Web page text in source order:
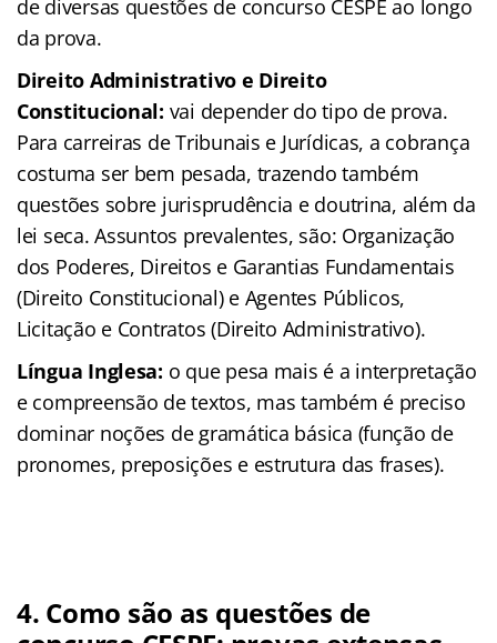
de diversas questões de concurso CESPE ao longo
da prova.
Direito Administrativo e Direito
Constitucional: vai depender do tipo de prova.
Para carreiras de Tribunais e Jurídicas, a cobrança
costuma ser bem pesada, trazendo também
questões sobre jurisprudência e doutrina, além da
lei seca. Assuntos prevalentes, são: Organização
dos Poderes, Direitos e Garantias Fundamentais
(Direito Constitucional) e Agentes Públicos,
Licitação e Contratos (Direito Administrativo).
Língua Inglesa: o que pesa mais é a interpretação
e compreensão de textos, mas também é preciso
dominar noções de gramática básica (função de
pronomes, preposições e estrutura das frases).
4. Como são as questões de